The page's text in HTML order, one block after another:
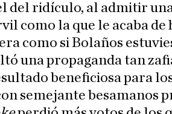
del ridículo, al admitir
como la que le acaba de
como si Bolaños
una propaganda tan
beneficiosa para
semejante besamanos